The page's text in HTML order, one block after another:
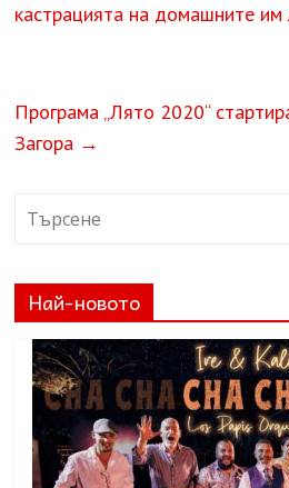
кастрацията на домашните
Програма „Лято 2020“
Загора →
Най-новото